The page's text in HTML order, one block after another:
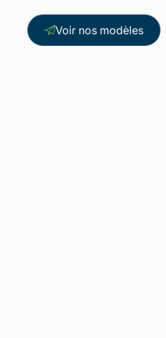
Voir nos modèles